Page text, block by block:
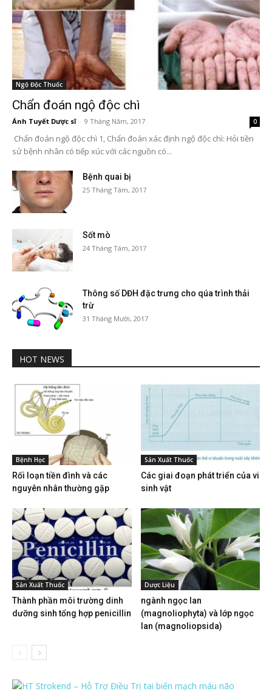
Ngộ Độc Thuốc
Chẩn đoán ngộ độc chì
Ánh Tuyết Dược sĩ - 9 Tháng Năm, 2017 0
Chẩn đoán ngộ độc chì 1, Chẩn đoán xác định ngộ độc chì: Hỏi tiền
sử bệnh nhân có tiếp xúc với các nguồn có...
Bệnh quai bị
25 Tháng Tám, 2017
Sốt mò
24 Tháng Tám, 2017
Thông số DĐH đặc trưng cho qúa trình thải
trừ
31 Tháng Mười, 2017
HOT NEWS
Bệnh Học
Rối loạn tiền đình và các
nguyên nhân thường gặp
Sản Xuất Thuốc
Các giai đoạn phát triển của vi
sinh vật
Sản Xuất Thuốc
Thành phần môi trường dinh
dưỡng sinh tổng hợp penicillin
Dược Liệu
ngành ngọc lan
(magnoliophyta) và lớp ngọc
lan (magnoliopsida)